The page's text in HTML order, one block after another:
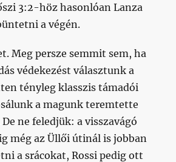
3:2-höz hasonlóan Lanza
a végén.
Meg persze semmit sem, ha
védekezést választunk a
tényleg klasszis támadói
a magunk teremtette
ne feledjük: a visszavágó
még az Üllői útinál is jobban
a srácokat, Rossi pedig ott